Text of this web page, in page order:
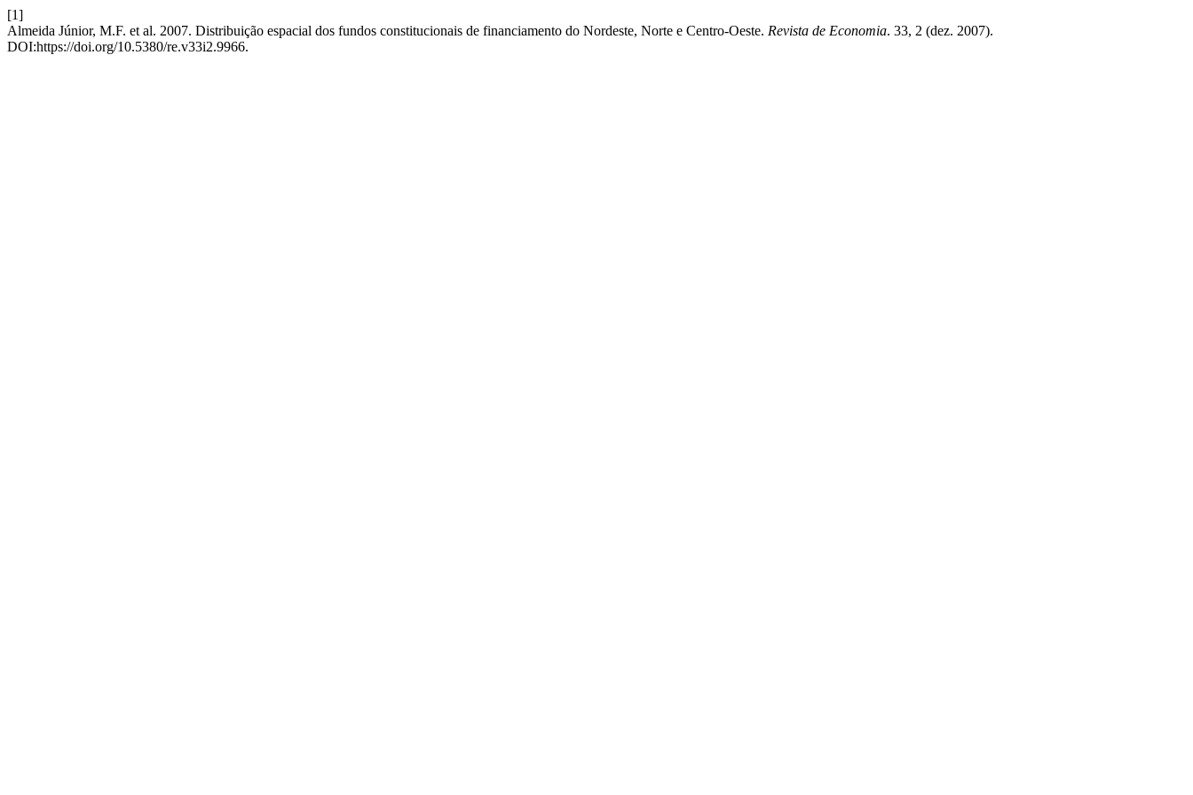
[1]
Almeida Júnior, M.F. et al. 2007. Distribuição espacial dos fundos constitucionais de financiamento do Nordeste, Norte e Centro-Oeste. Revista de Economia. 33, 2 (dez. 2007).
DOI:https://doi.org/10.5380/re.v33i2.9966.